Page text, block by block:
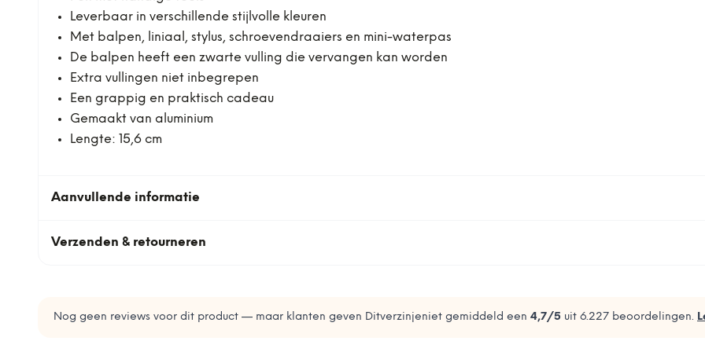
Leverbaar in verschillende stijlvolle kleuren
Met balpen, liniaal, stylus, schroevendraaiers en mini-waterpas
De balpen heeft een zwarte vulling die vervangen kan worden
Extra vullingen niet inbegrepen
Een grappig en praktisch cadeau
Gemaakt van aluminium
Lengte: 15,6 cm
Aanvullende informatie
Verzenden & retourneren
Nog geen reviews voor dit product — maar klanten geven Ditverzinjeniet gemiddeld een 4,7/5 uit 6.227 beoordelingen.